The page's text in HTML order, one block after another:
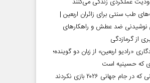
طب سنتی برای زائران اربعین |
نوشیدنی ضد عطش و راهکارهای
از گرمازدگی
«رادیو اربعین» از زبان دو گوینده؛
که حسینیه است
در جام جهانی ۲۰۲۶ بازی نکردند